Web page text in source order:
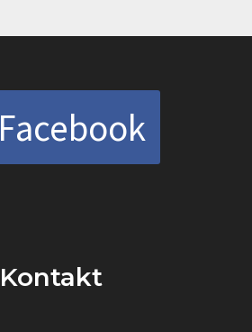
Facebook
Kontakt